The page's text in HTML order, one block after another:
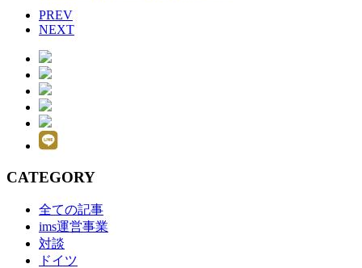
PREV
NEXT
CATEGORY
全ての記事
ims運営事業
対談
ドイツ